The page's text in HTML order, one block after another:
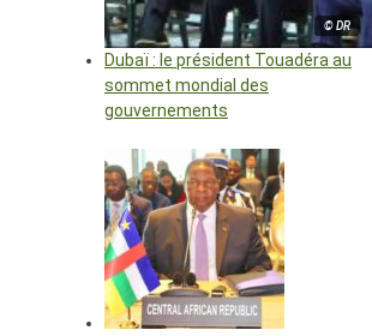
© DR
Dubaï : le président Touadéra au
sommet mondial des
gouvernements